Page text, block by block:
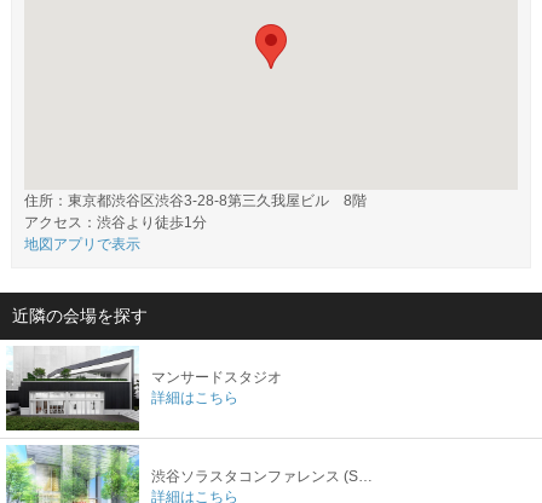
住所：東京都渋谷区渋谷3-28-8第三久我屋ビル 8階
アクセス：渋谷より徒歩1分
地図アプリで表示
近隣の会場を探す
マンサードスタジオ
詳細はこちら
渋谷ソラスタコンファレンス (SHIBUYA SOLASTA CONFERENCE)
詳細はこちら